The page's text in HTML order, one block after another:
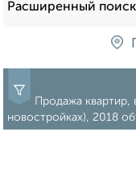
Расширенный
Продажа
новостройках), 2018